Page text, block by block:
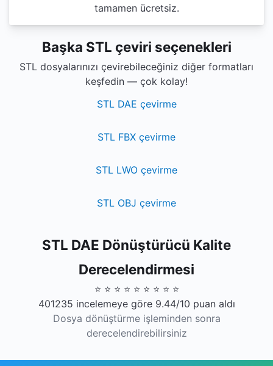
tamamen ücretsiz.
Başka STL çeviri seçenekleri
STL dosyalarınızı çevirebileceğiniz diğer formatları
keşfedin — çok kolay!
STL DAE çevirme
STL FBX çevirme
STL LWO çevirme
STL OBJ çevirme
STL DAE Dönüştürücü Kalite
Derecelendirmesi
⭐ ⭐ ⭐ ⭐ ⭐ ⭐ ⭐ ⭐ ⭐
401235 incelemeye göre 9.44/10 puan aldı
Dosya dönüştürme işleminden sonra
derecelendirebilirsiniz